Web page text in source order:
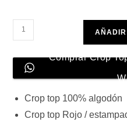
Crop
Top
Rojo
Stay
cantidad
Comprar Crop
Crop top 100% algodón
Crop top Rojo /